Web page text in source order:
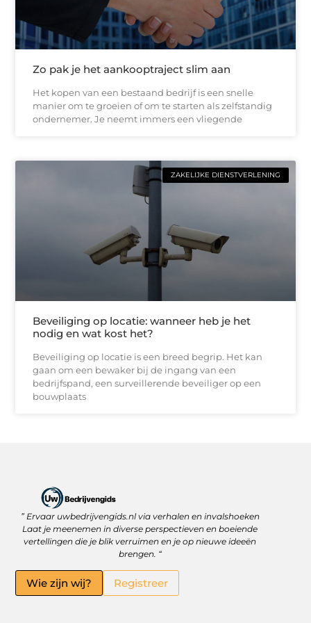
Zo pak je het aankooptraject slim aan
Het kopen van een bestaand bedrijf is een snelle
manier om te groeien of om te starten als zelfstandig
ondernemer. Je neemt immers een vliegende
ZAKELIJKE DIENSTVERLENING
Beveiliging op locatie: wanneer heb je het
nodig en wat kost het?
Beveiliging op locatie is een breed begrip. Het kan
gaan om een bewaker bij de ingang van een
bedrijfspand, een surveillerende beveiliger op een
bouwplaats
” Ervaar uwbedrijvengids.nl via verhalen en invalshoeken
Laat je meenemen in diverse perspectieven en boeiende
vertellingen die je blik verruimen en je op nieuwe ideeën
brengen. “
Wie zijn wij? Registreer